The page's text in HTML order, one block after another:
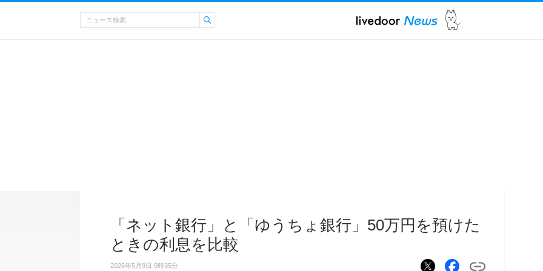
「ネット銀行」と「ゆうちょ銀行」50万円を預けた
ときの利息を比較
2026年5月9日 0時35分